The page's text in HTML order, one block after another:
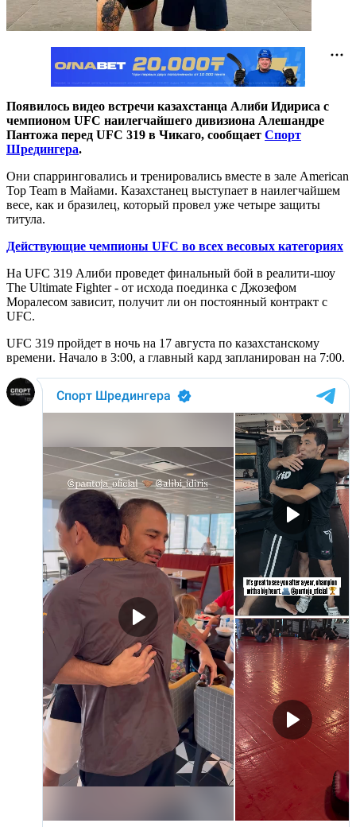
Появилось видео встречи казахстанца Алиби Идириса с
чемпионом UFC наилегчайшего дивизиона Алешандре
Пантожа перед UFC 319 в Чикаго, сообщает Спорт
Шредингера.
Они спарринговались и тренировались вместе в зале American
Top Team в Майами. Казахстанец выступает в наилегчайшем
весе, как и бразилец, который провел уже четыре защиты
титула.
Действующие чемпионы UFC во всех весовых категориях
На UFC 319 Алиби проведет финальный бой в реалити-шоу
The Ultimate Fighter - от исхода поединка с Джозефом
Моралесом зависит, получит ли он постоянный контракт с
UFC.
UFC 319 пройдет в ночь на 17 августа по казахстанскому
времени. Начало в 3:00, а главный кард запланирован на 7:00.